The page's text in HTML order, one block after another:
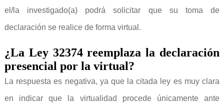
el/la investigado(a) podrá solicitar que su toma de
declaración se realice de forma virtual.
¿La Ley 32374 reemplaza la declaración
presencial por la virtual?
La respuesta es negativa, ya que la citada ley es muy clara
en indicar que la virtualidad procede únicamente ante